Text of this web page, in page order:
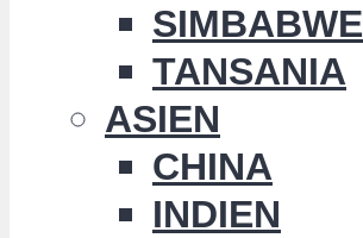
SIMBABWE
TANSANIA
ASIEN
CHINA
INDIEN